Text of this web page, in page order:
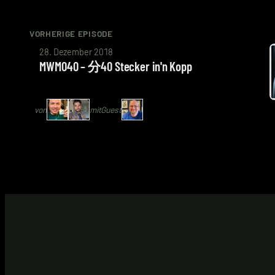
VORHERIGE EPISODE
28. Dezember 2018
MWM040 – 分40 Stecker in'n Kopp
von mitGuest
von
Arne
Codenaga,